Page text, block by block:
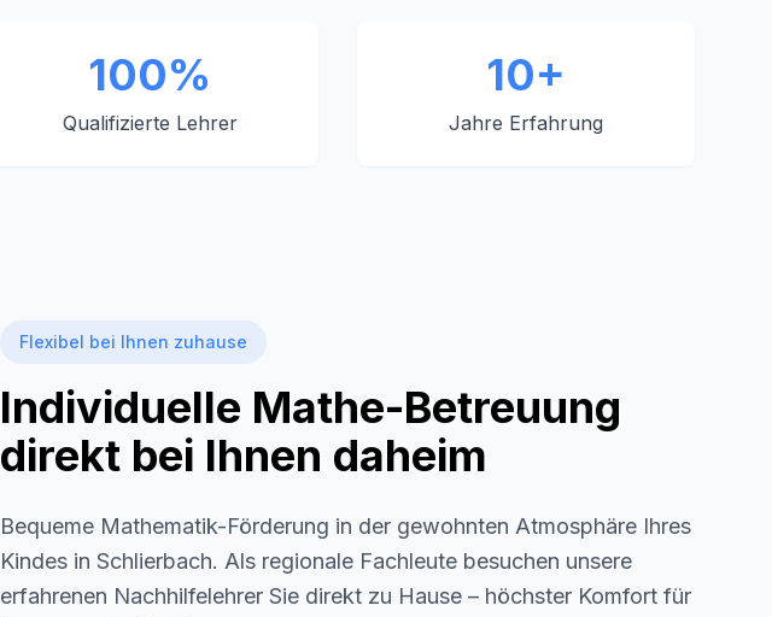
100%
Qualifizierte Lehrer
10+
Jahre Erfahrung
Flexibel bei Ihnen zuhause
Individuelle Mathe-Betreuung
direkt bei Ihnen daheim
Bequeme Mathematik-Förderung in der gewohnten Atmosphäre Ihres
Kindes in Schlierbach. Als regionale Fachleute besuchen unsere
erfahrenen Nachhilfelehrer Sie direkt zu Hause – höchster Komfort für